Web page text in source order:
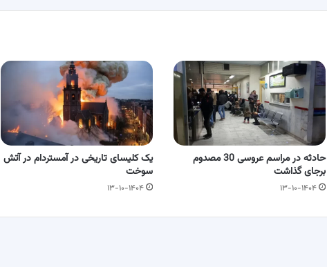
حادثه در مراسم عروسی 30 مصدوم
برجای گذاشت
۱۳-۱۰-۱۴۰۴
یک کلیسای تاریخی در آمستردام در آتش
سوخت
۱۳-۱۰-۱۴۰۴